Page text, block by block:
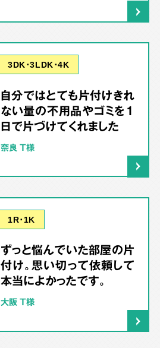
3DK･3LDK･4K
自分ではとても片付けきれ
ない量の不用品やゴミを1
日で片づけてくれました
奈良 T様
1R･1K
ずっと悩んでいた部屋の片
付け。思い切って依頼して
本当によかったです。
大阪 T様